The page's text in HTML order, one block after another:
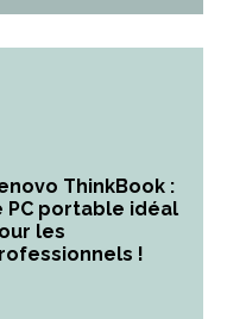
ThinkBook :
PC portable idéal
les
!